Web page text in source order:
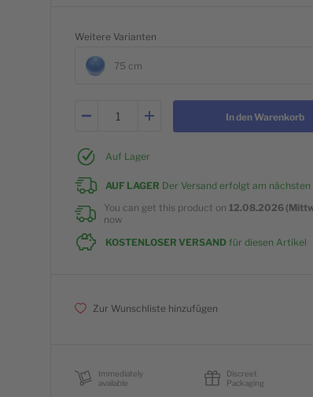
Weitere Varianten
75 cm
In den Warenkorb
Auf Lager
AUF LAGER Der Versand erfolgt am
You can get this product on 12.08.2026
now
KOSTENLOSER VERSAND für diesen Artikel
Zur Wunschliste hinzufügen
Immediately
available
Discreet
Packaging